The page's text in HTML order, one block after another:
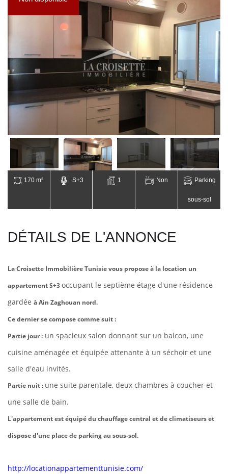
170 m² S+3 1 Non Parking
sous-sol
DÉTAILS DE L'ANNONCE
La Croisette Immobilière Tunisie vous propose à la location un
appartement S+3occupant le septième étage d'une résidence
gardée à Ain Zaghouan nord.
Ce dernier se compose comme suit :
Partie jour : un spacieux salon donnant sur un balcon, une
cuisine aménagée et équipée attenante à un séchoir et une
salle d'eau invités.
Partie nuit : une suite parentale, deux chambres à coucher et
une salle de bain.
L'appartement est équipé du chauffage central et de climatiseurs et
dispose d'une place de parking au sous-sol.
http://locationappartementtunisie.com/